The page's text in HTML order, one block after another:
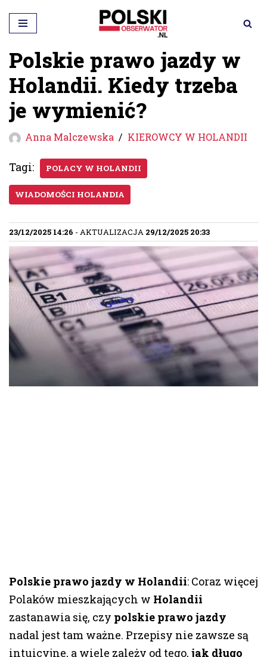
Przejdź
do
treści
Polskie prawo jazdy w
Holandii. Kiedy trzeba
je wymienić?
Anna Malczewska KIEROWCY W HOLANDII
Tagi: POLACY W HOLANDII
WIADOMOŚCI HOLANDIA
23/12/2025 14:26 - AKTUALIZACJA 29/12/2025 20:33
Polskie prawo jazdy w Holandii: Coraz więcej
Polaków mieszkających w Holandii
zastanawia się, czy polskie prawo jazdy
nadal jest tam ważne. Przepisy nie zawsze są
intuicyjne, a wiele zależy od tego, jak długo